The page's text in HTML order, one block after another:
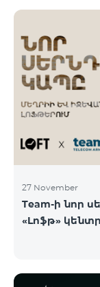
27 November
Team-ի նոր
«Լոֆթ»